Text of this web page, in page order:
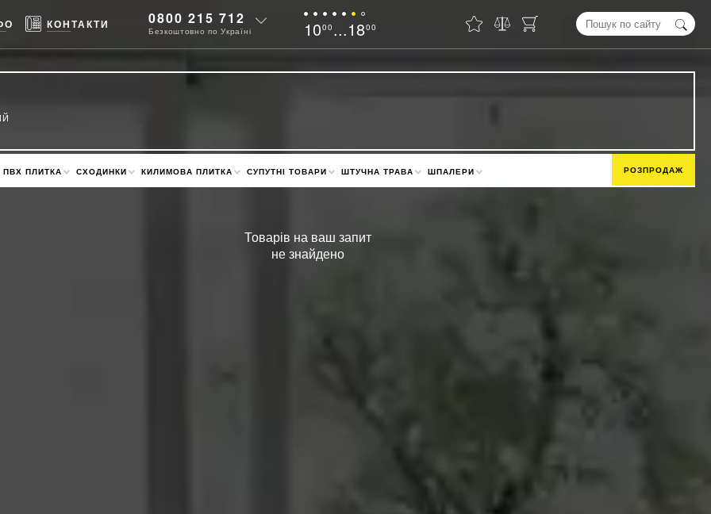
КОНТАКТИ 0800 215 712
Безкоштовно по Україні 1000 ...1800
ПВХ ПЛИТКА СХОДИНКИ КИЛИМОВА ПЛИТКА СУПУТНІ ТОВАРИ ШТУЧНА ТРАВА ШПАЛЕРИ РОЗПРОДАЖ
Товарів на ваш запит
не знайдено